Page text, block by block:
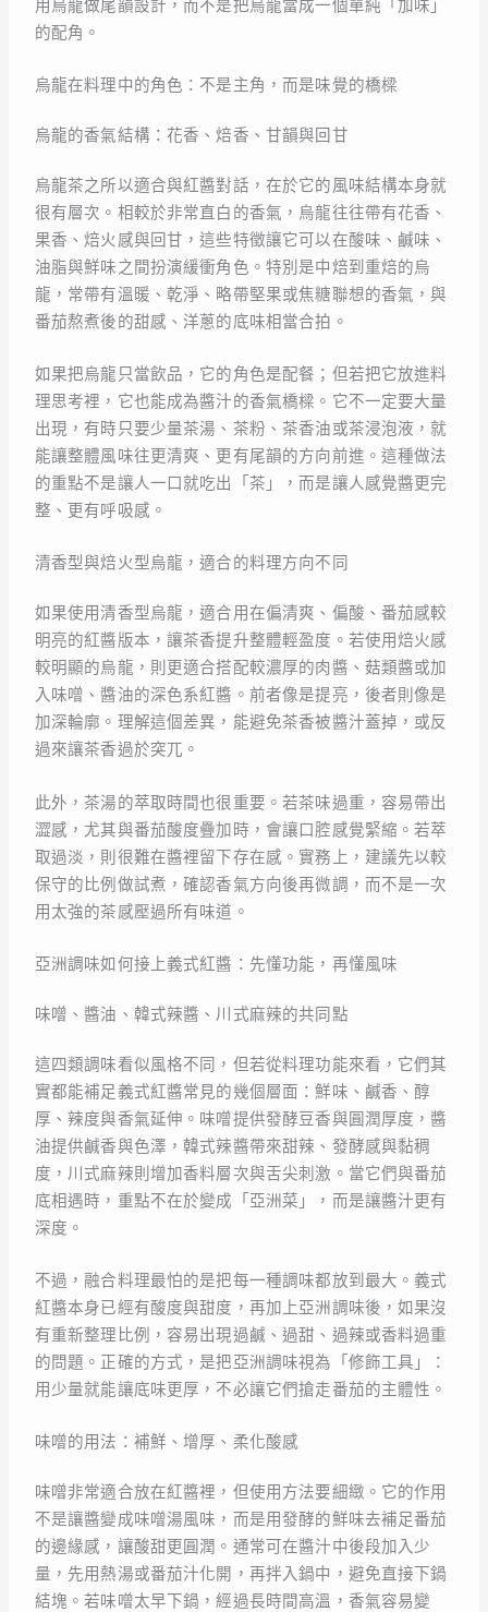
用烏龍做尾韻設計，而不是把烏龍當成一個單純「加味」
的配角。
烏龍在料理中的角色：不是主角，而是味覺的橋樑
烏龍的香氣結構：花香、焙香、甘韻與回甘
烏龍茶之所以適合與紅醬對話，在於它的風味結構本身就
很有層次。相較於非常直白的香氣，烏龍往往帶有花香、
果香、焙火感與回甘，這些特徵讓它可以在酸味、鹹味、
油脂與鮮味之間扮演緩衝角色。特別是中焙到重焙的烏
龍，常帶有溫暖、乾淨、略帶堅果或焦糖聯想的香氣，與
番茄熬煮後的甜感、洋蔥的底味相當合拍。
如果把烏龍只當飲品，它的角色是配餐；但若把它放進料
理思考裡，它也能成為醬汁的香氣橋樑。它不一定要大量
出現，有時只要少量茶湯、茶粉、茶香油或茶浸泡液，就
能讓整體風味往更清爽、更有尾韻的方向前進。這種做法
的重點不是讓人一口就吃出「茶」，而是讓人感覺醬更完
整、更有呼吸感。
清香型與焙火型烏龍，適合的料理方向不同
如果使用清香型烏龍，適合用在偏清爽、偏酸、番茄感較
明亮的紅醬版本，讓茶香提升整體輕盈度。若使用焙火感
較明顯的烏龍，則更適合搭配較濃厚的肉醬、菇類醬或加
入味噌、醬油的深色系紅醬。前者像是提亮，後者則像是
加深輪廓。理解這個差異，能避免茶香被醬汁蓋掉，或反
過來讓茶香過於突兀。
此外，茶湯的萃取時間也很重要。若茶味過重，容易帶出
澀感，尤其與番茄酸度疊加時，會讓口腔感覺緊縮。若萃
取過淡，則很難在醬裡留下存在感。實務上，建議先以較
保守的比例做試煮，確認香氣方向後再微調，而不是一次
用太強的茶感壓過所有味道。
亞洲調味如何接上義式紅醬：先懂功能，再懂風味
味噌、醬油、韓式辣醬、川式麻辣的共同點
這四類調味看似風格不同，但若從料理功能來看，它們其
實都能補足義式紅醬常見的幾個層面：鮮味、鹹香、醇
厚、辣度與香氣延伸。味噌提供發酵豆香與圓潤厚度，醬
油提供鹹香與色澤，韓式辣醬帶來甜辣、發酵感與黏稠
度，川式麻辣則增加香料層次與舌尖刺激。當它們與番茄
底相遇時，重點不在於變成「亞洲菜」，而是讓醬汁更有
深度。
不過，融合料理最怕的是把每一種調味都放到最大。義式
紅醬本身已經有酸度與甜度，再加上亞洲調味後，如果沒
有重新整理比例，容易出現過鹹、過甜、過辣或香料過重
的問題。正確的方式，是把亞洲調味視為「修飾工具」：
用少量就能讓底味更厚，不必讓它們搶走番茄的主體性。
味噌的用法：補鮮、增厚、柔化酸感
味噌非常適合放在紅醬裡，但使用方法要細緻。它的作用
不是讓醬變成味噌湯風味，而是用發酵的鮮味去補足番茄
的邊緣感，讓酸甜更圓潤。通常可在醬汁中後段加入少
量，先用熱湯或番茄汁化開，再拌入鍋中，避免直接下鍋
結塊。若味噌太早下鍋，經過長時間高溫，香氣容易變